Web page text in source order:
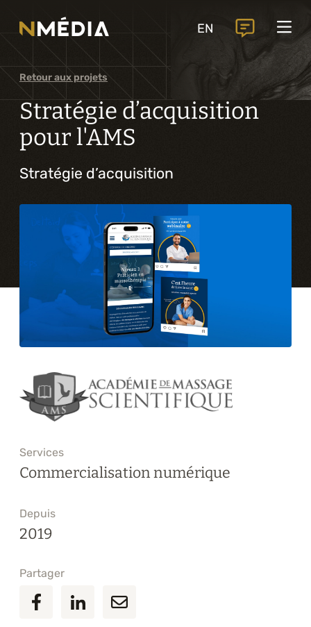
EN
Services
Services principaux
Analyse et conception numérique
Commercialisation numérique
Intégration de solutions d’affaires
Intelligence artificielle
Services complémentaires
Formations
Blogue
Carrière
Nous joindre
Retour aux projets
Stratégie d’acquisition
pour l'AMS
Stratégie d’acquisition
Services
Commercialisation numérique
Depuis
2019
Partager